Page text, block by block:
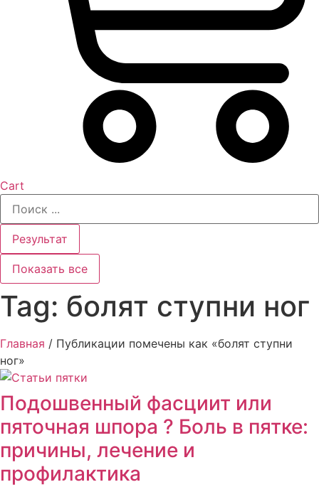
Cart
Search
Результат
Показать все
Tag: болят ступни ног
Главная / Публикации помечены как «болят ступни
ног»
Подошвенный фасциит или
пяточная шпора ? Боль в пятке:
причины, лечение и
профилактика